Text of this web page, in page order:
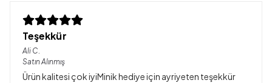
Teşekkür
Ali C.
Satın Alınmış
Ürün kalitesi çok iyiMinik hediye için ayriyeten teşekkür